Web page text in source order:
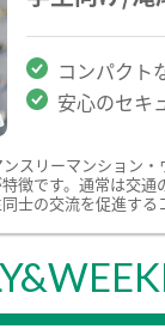
コンパクト
安心のセキ
スリーマンション
徴です。通常は交
士の交流を促進する